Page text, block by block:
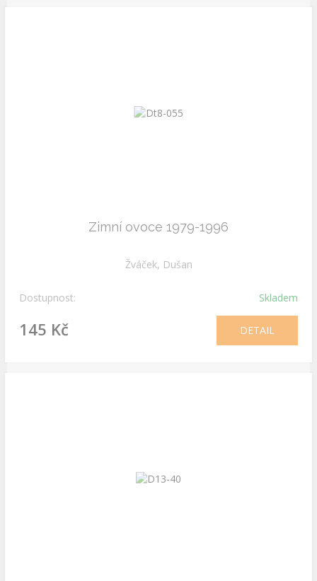
Zimní ovoce 1979-1996
Žváček, Dušan
Dostupnost: Skladem
145 Kč DETAIL